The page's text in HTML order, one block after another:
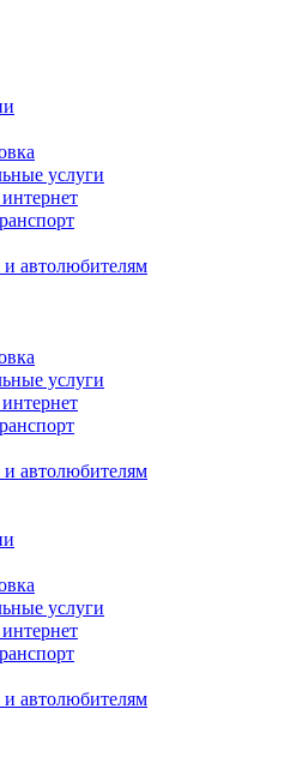
услуги
автолюбителям
услуги
автолюбителям
услуги
автолюбителям